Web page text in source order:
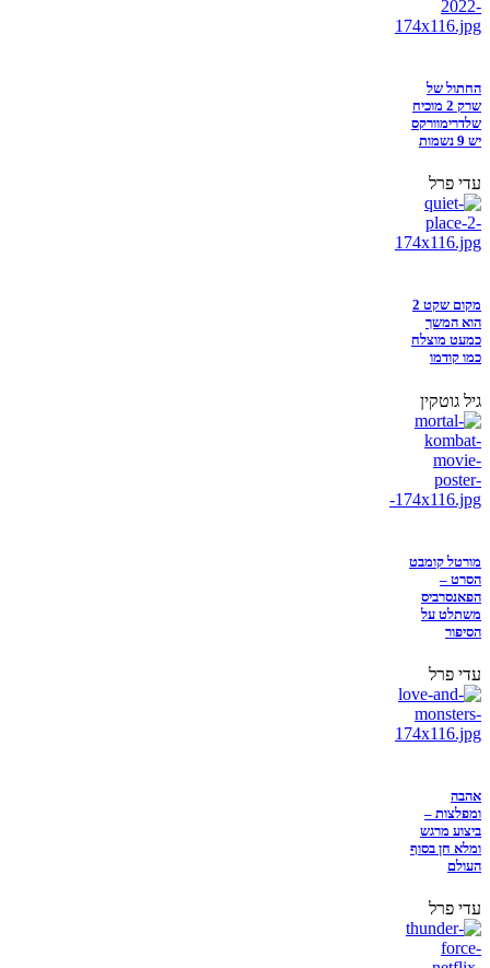
החתול של
שרק 2 מוכיח
שלדרימוורקס
יש 9 נשמות
עדי פרל
מקום שקט 2
הוא המשך
כמעט מוצלח
כמו קודמו
גיל גוטקין
מורטל קומבט
הסרט –
הפאנסרביס
משתלט על
הסיפור
עדי פרל
אהבה
ומפלצות –
ביצוע מרגש
ומלא חן בסוף
העולם
עדי פרל